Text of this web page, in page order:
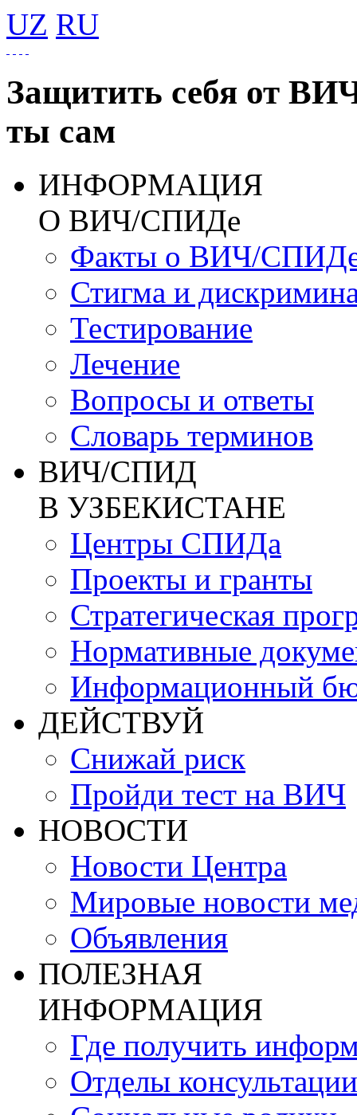
UZ RU
Защитить себя от
ты сам
ИНФОРМАЦИЯ
О ВИЧ/СПИДе
Факты о ВИЧ/
Стигма и
Тестирование
Лечение
Вопросы и ответы
Словарь терминов
ВИЧ/СПИД
В УЗБЕКИСТАНЕ
Центры СПИДа
Проекты и гранты
Стратегическая
Нормативные
Информационный
ДЕЙСТВУЙ
Снижай риск
Пройди тест на ВИЧ
НОВОСТИ
Новости Центра
Мировые новости
Объявления
ПОЛЕЗНАЯ
ИНФОРМАЦИЯ
Где получить
Отделы консультации